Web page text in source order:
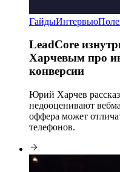
ГайдыИнтервью
LeadCore
Харчевым про
конверсии
Юрий Харчев
недооценивают
оффера может
телефонов.